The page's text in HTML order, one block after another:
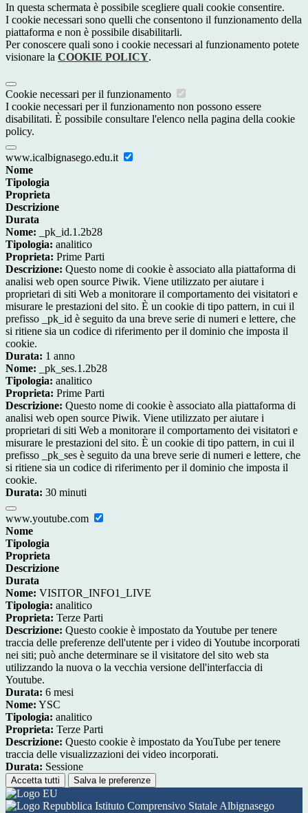
In questa schermata è possibile scegliere quali cookie consentire.
I cookie necessari sono quelli che consentono il funzionamento della
piattaforma e non è possibile disabilitarli.
Per conoscere quali sono i cookie necessari al funzionamento potete
visionare la COOKIE POLICY.
Cookie necessari per il funzionamento
I cookie necessari per il funzionamento non possono essere
disabilitati. È possibile consultare l'elenco nella pagina della cookie
policy.
www.icalbignasego.edu.it
Nome
Tipologia
Proprieta
Descrizione
Durata
Nome: _pk_id.1.2b28
Tipologia: analitico
Proprieta: Prime Parti
Descrizione: Questo nome di cookie è associato alla piattaforma di
analisi web open source Piwik. Viene utilizzato per aiutare i
proprietari di siti Web a monitorare il comportamento dei visitatori e
misurare le prestazioni del sito. È un cookie di tipo pattern, in cui il
prefisso _pk_id è seguito da una breve serie di numeri e lettere, che
si ritiene sia un codice di riferimento per il dominio che imposta il
cookie.
Durata: 1 anno
Nome: _pk_ses.1.2b28
Tipologia: analitico
Proprieta: Prime Parti
Descrizione: Questo nome di cookie è associato alla piattaforma di
analisi web open source Piwik. Viene utilizzato per aiutare i
proprietari di siti Web a monitorare il comportamento dei visitatori e
misurare le prestazioni del sito. È un cookie di tipo pattern, in cui il
prefisso _pk_ses è seguito da una breve serie di numeri e lettere, che
si ritiene sia un codice di riferimento per il dominio che imposta il
cookie.
Durata: 30 minuti
www.youtube.com
Nome
Tipologia
Proprieta
Descrizione
Durata
Nome: VISITOR_INFO1_LIVE
Tipologia: analitico
Proprieta: Terze Parti
Descrizione: Questo cookie è impostato da Youtube per tenere
traccia delle preferenze dell'utente per i video di Youtube incorporati
nei siti; può anche determinare se il visitatore del sito web sta
utilizzando la nuova o la vecchia versione dell'interfaccia di
Youtube.
Durata: 6 mesi
Nome: YSC
Tipologia: analitico
Proprieta: Terze Parti
Descrizione: Questo cookie è impostato da YouTube per tenere
traccia delle visualizzazioni dei video incorporati.
Durata: Sessione
Accetta tutti Salva le preferenze
Istituto Comprensivo Statale Albignasego